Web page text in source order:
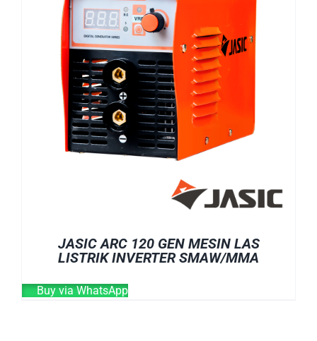
JASIC ARC 120 GEN MESIN LAS
LISTRIK INVERTER SMAW/MMA
Buy via WhatsApp